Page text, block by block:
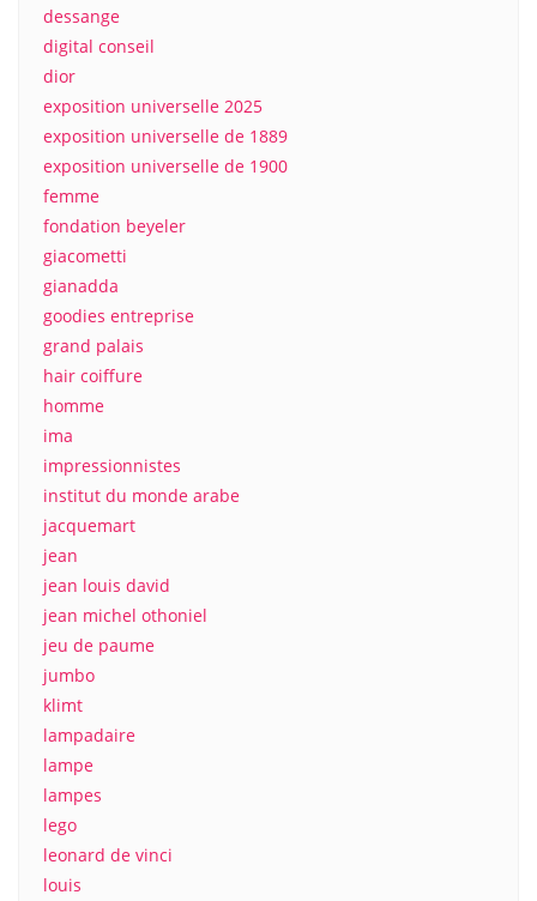
dessange
digital conseil
dior
exposition universelle 2025
exposition universelle de 1889
exposition universelle de 1900
femme
fondation beyeler
giacometti
gianadda
goodies entreprise
grand palais
hair coiffure
homme
ima
impressionnistes
institut du monde arabe
jacquemart
jean
jean louis david
jean michel othoniel
jeu de paume
jumbo
klimt
lampadaire
lampe
lampes
lego
leonard de vinci
louis